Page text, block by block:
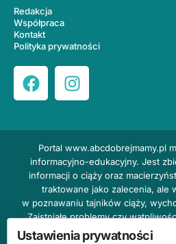
Redakcja
Współpraca
Kontakt
Polityka prywatności
Portal www.abcdobrejmamy.pl
informacyjno-edukacyjny. Jest
informacji o ciąży oraz
traktowane jako zalecenia, ale
w poznawaniu tajników ciąży,
Zaistniałe problemy czy
przypadków należy bezzwłocznie
Ustawienia prywatności